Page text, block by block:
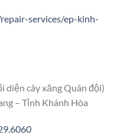
services/ep-kinh-
diện cây xăng Quân đội)
– Tỉnh Khánh Hòa